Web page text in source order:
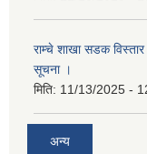
राम्चे शाखा सडक
सूचना ।
मिति: 11/13/2025 -
अन्य